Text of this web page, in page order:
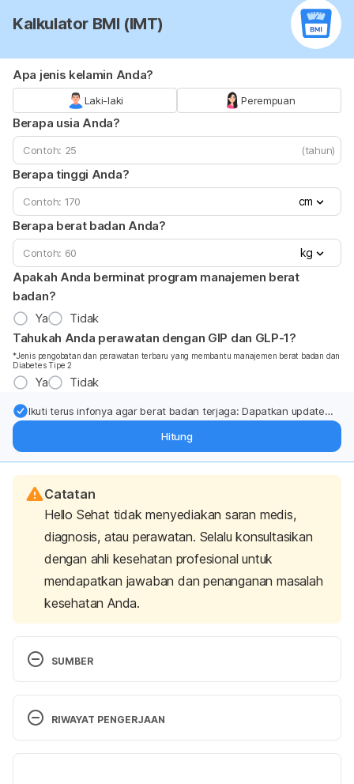
Kalkulator BMI (IMT)
Apa jenis kelamin Anda?
Laki-laki Perempuan
Berapa usia Anda?
(tahun)
Berapa tinggi Anda?
cm
Berapa berat badan Anda?
kg
Apakah Anda berminat program manajemen berat
badan?
Ya
Tidak
Tahukah Anda perawatan dengan GIP dan GLP-1?
*Jenis pengobatan dan perawatan terbaru yang membantu manajemen berat badan dan
Diabetes Tipe 2
Ya Tidak
Ikuti terus infonya agar berat badan terjaga: Dapatkan update
Hitung
Catatan
Hello Sehat tidak menyediakan saran medis,
diagnosis, atau perawatan. Selalu konsultasikan
dengan ahli kesehatan profesional untuk
mendapatkan jawaban dan penanganan masalah
kesehatan Anda.
SUMBER
(2022). Retrieved 06 March 2025, from
https://www.mayoclinic.org/diseases-
RIWAYAT PENGERJAAN